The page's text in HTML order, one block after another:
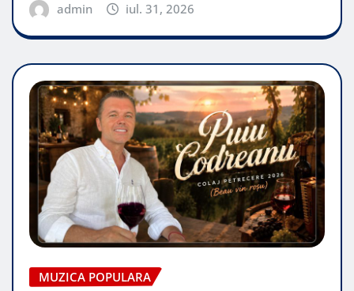
admin iul. 31, 2026
MUZICA POPULARA